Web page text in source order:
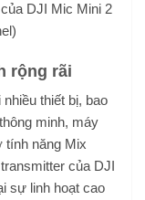
rộng rãi
thiết bị, bao
minh, máy
tính năng Mix
của DJI
sự linh hoạt cao